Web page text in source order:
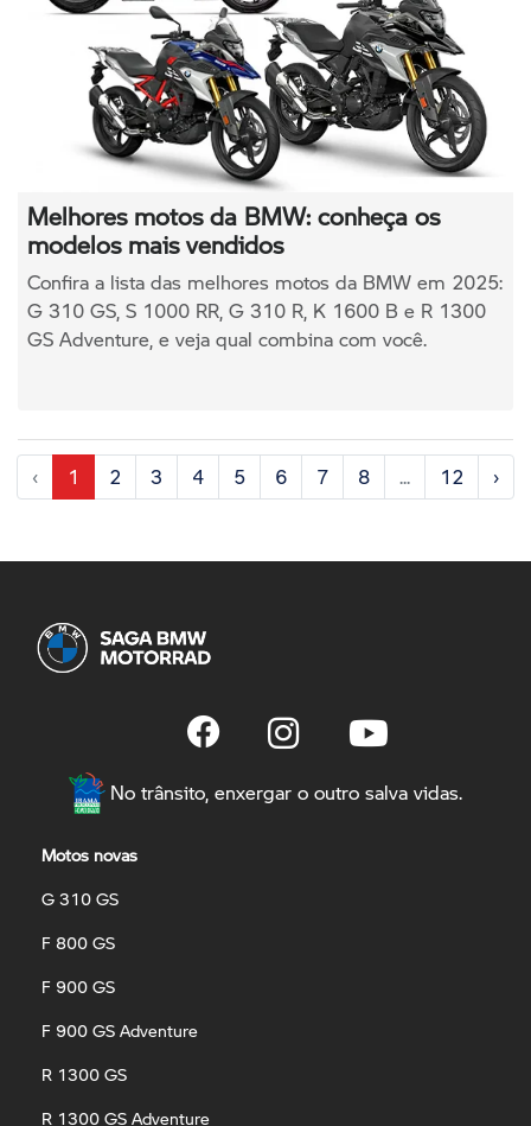
Melhores motos da BMW: conheça os
modelos mais vendidos
Confira a lista das melhores motos da BMW em 2025:
G 310 GS, S 1000 RR, G 310 R, K 1600 B e R 1300
GS Adventure, e veja qual combina com você.
‹ 1 2 3 4 5 6 7 8 ... 12 ›
No trânsito, enxergar o outro salva vidas.
Motos novas
G 310 GS
F 800 GS
F 900 GS
F 900 GS Adventure
R 1300 GS
R 1300 GS Adventure